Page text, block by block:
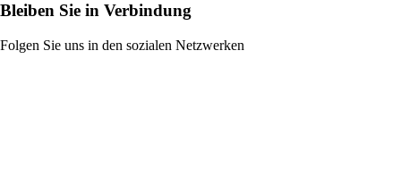
Bleiben Sie in Verbindung
Folgen Sie uns in den sozialen Netzwerken